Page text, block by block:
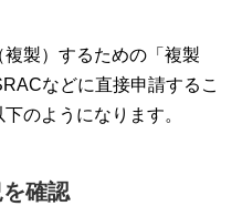
製）するための「複製
などに直接申請するこ
のようになります。
確認